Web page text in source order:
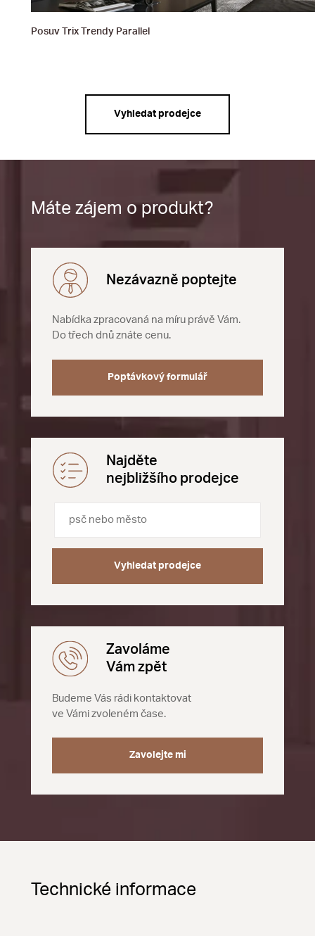
Posuv Trix Trendy Parallel
Vyhledat prodejce
Máte zájem o produkt?
Nezávazně poptejte
Nabídka zpracovaná na míru právě Vám.
Do třech dnů znáte cenu.
Poptávkový formulář
Najděte
nejbližšího prodejce
Vyhledat prodejce
Zavoláme
Vám zpět
Budeme Vás rádi kontaktovat
ve Vámi zvoleném čase.
Zavolejte mi
Technické informace